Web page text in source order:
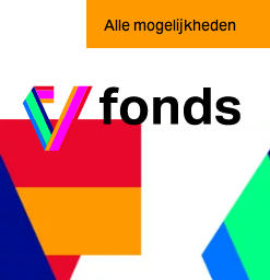
Ga naar home
Alle mogelijkheden